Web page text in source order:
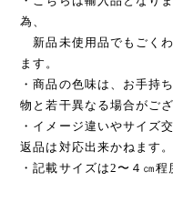
為、
新品未使用品でもごく
ます。
・商品の色味は、お手持
物と若干異なる場合がござ
・イメージ違いやサイズ
返品は対応出来かねます。
・記載サイズは2〜４㎝